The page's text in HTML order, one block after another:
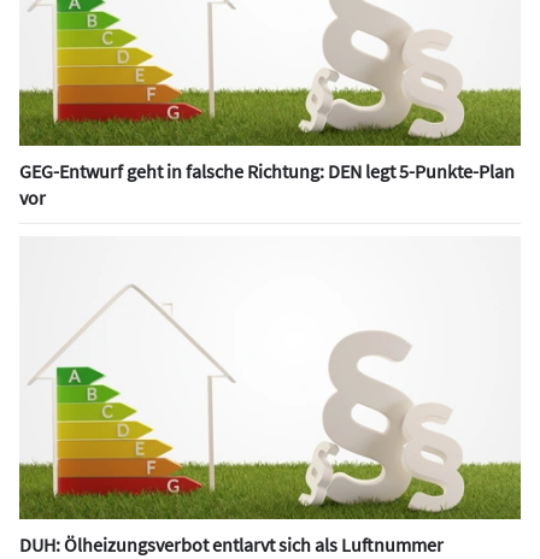
GEG-Entwurf geht in falsche Richtung: DEN legt 5-Punkte-Plan
vor
DUH: Ölheizungsverbot entlarvt sich als Luftnummer